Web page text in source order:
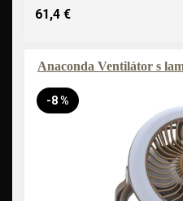
61,4 €
Anaconda Ventilátor s
-8 %